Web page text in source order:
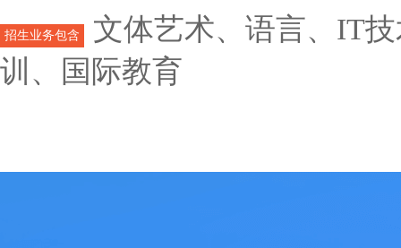
招生业务包含
文体艺术、语言、IT
训、国际教育